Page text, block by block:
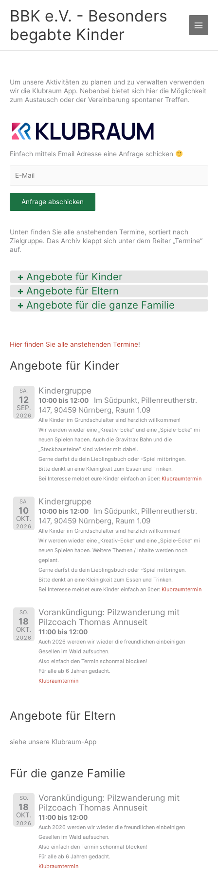
Inhalt
springen
BBK e.V. - Besonders
begabte Kinder
Um unsere Aktivitäten zu planen und zu verwalten verwenden
wir die Klubraum App. Nebenbei bietet sich hier die Möglichkeit
zum Austausch oder der Vereinbarung spontaner Treffen.
Einfach mittels Email Adresse eine Anfrage schicken
Anfrage abschicken
Unten finden Sie alle anstehenden Termine, sortiert nach
Zielgruppe. Das Archiv klappt sich unter dem Reiter „Termine“
auf.
Angebote für Kinder
Angebote für Eltern
Angebote für die ganze Familie
Hier finden Sie alle anstehenden Termine!
Angebote für Kinder
SA.
12
SEP.
2026
Kindergruppe
10:00 bis 12:00
Im Südpunkt, Pillenreutherstr.
147, 90459 Nürnberg, Raum 1.09
Alle Kinder im Grundschulalter sind herzlich willkommen!
Wir werden wieder eine „Kreativ-Ecke“ und eine „Spiele-Ecke“ mi
neuen Spielen haben. Auch die Gravitrax Bahn und die
„Steckbausteine“ sind wieder mit dabei.
Gerne darfst du dein Lieblingsbuch oder -Spiel mitbringen.
Bitte denkt an eine Kleinigkeit zum Essen und Trinken.
Bei Interesse meldet eure Kinder einfach an über: Klubraumtermin
SA.
10
OKT.
2026
Kindergruppe
10:00 bis 12:00
Im Südpunkt, Pillenreutherstr.
147, 90459 Nürnberg, Raum 1.09
Alle Kinder im Grundschulalter sind herzlich willkommen!
Wir werden wieder eine „Kreativ-Ecke“ und eine „Spiele-Ecke“ mi
neuen Spielen haben. Weitere Themen / Inhalte werden noch
geplant.
Gerne darfst du dein Lieblingsbuch oder -Spiel mitbringen.
Bitte denkt an eine Kleinigkeit zum Essen und Trinken.
Bei Interesse meldet eure Kinder einfach an über: Klubraumtermin
SO.
18
OKT.
2026
Vorankündigung: Pilzwanderung mit
Pilzcoach Thomas Annuseit
11:00 bis 12:00
Auch 2026 werden wir wieder die freundlichen einbeinigen
Gesellen im Wald aufsuchen.
Also einfach den Termin schonmal blocken!
Für alle ab 6 Jahren gedacht.
Klubraumtermin
Angebote für Eltern
siehe unsere Klubraum-App
Für die ganze Familie
SO.
18
OKT.
2026
Vorankündigung: Pilzwanderung mit
Pilzcoach Thomas Annuseit
11:00 bis 12:00
Auch 2026 werden wir wieder die freundlichen einbeinigen
Gesellen im Wald aufsuchen.
Also einfach den Termin schonmal blocken!
Für alle ab 6 Jahren gedacht.
Klubraumtermin